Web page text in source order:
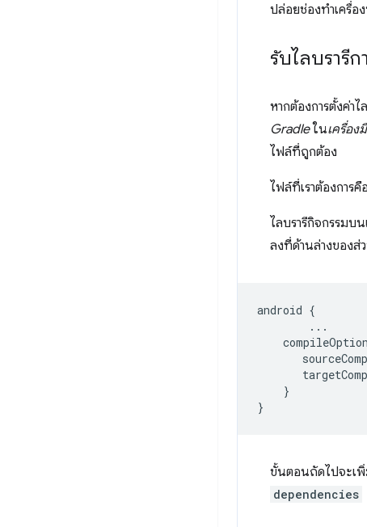
ปล่อยช่องทําเครื่อ
รับไลบรารี
หากต้องการตั้งค่า
Gradleในเครื่อง
ไฟล์ที่ถูกต้อง
ไฟล์ที่เราต้องการ
ไลบรารีกิจกรรมบ
ลงที่ด้านล่างของส่
android {
...
}
}
ขั้นตอนถัดไปจะเพิ่
dependencies